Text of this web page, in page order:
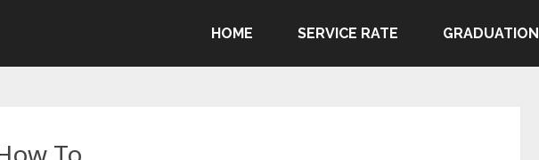
HOME SERVICE RATE GRADUATION